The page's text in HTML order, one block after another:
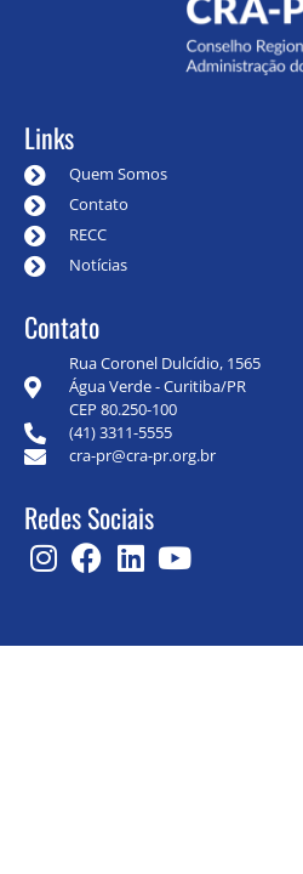
Links
Quem Somos
Contato
RECC
Notícias
Contato
Rua Coronel Dulcídio, 1565
Água Verde - Curitiba/PR
CEP 80.250-100
(41) 3311-5555
cra-pr@cra-pr.org.br
Redes Sociais